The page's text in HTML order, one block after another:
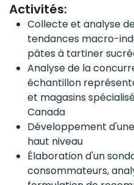
Activités:
Collecte et analyse
tendances macro-
pâtes à tartiner
Analyse de la
échantillon
et magasins
Canada
Développement
haut niveau
Élaboration d'un
consommateurs,